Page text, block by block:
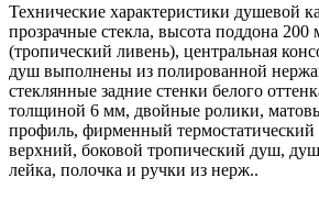
Технические характеристики душевой
прозрачные стекла, высота поддона
(тропический ливень), центральная
душ выполнены из полированной
стеклянные задние стенки белого
толщиной 6 мм, двойные ролики,
профиль, фирменный термостатический
верхний, боковой тропический душ,
лейка, полочка и ручки из нерж..